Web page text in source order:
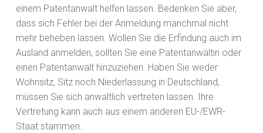
einem Patentanwalt helfen lassen. Bedenken Sie aber,
dass sich Fehler bei der Anmeldung manchmal nicht
mehr beheben lassen. Wollen Sie die Erfindung auch im
Ausland anmelden, sollten Sie eine Patentanwältin oder
einen Patentanwalt hinzuziehen. Haben Sie weder
Wohnsitz, Sitz noch Niederlassung in Deutschland,
müssen Sie sich anwaltlich vertreten lassen. Ihre
Vertretung kann auch aus einem anderen EU-/EWR-
Staat stammen.